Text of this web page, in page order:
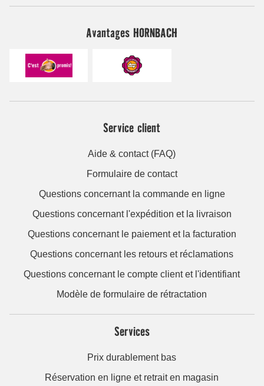
Avantages HORNBACH
Service client
Aide & contact (FAQ)
Formulaire de contact
Questions concernant la commande en ligne
Questions concernant l'expédition et la livraison
Questions concernant le paiement et la facturation
Questions concernant les retours et réclamations
Questions concernant le compte client et l'identifiant
Modèle de formulaire de rétractation
Services
Prix durablement bas
Réservation en ligne et retrait en magasin